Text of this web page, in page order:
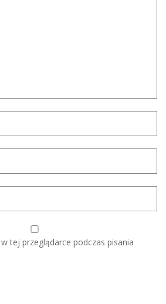
tej przeglądarce podczas pisania